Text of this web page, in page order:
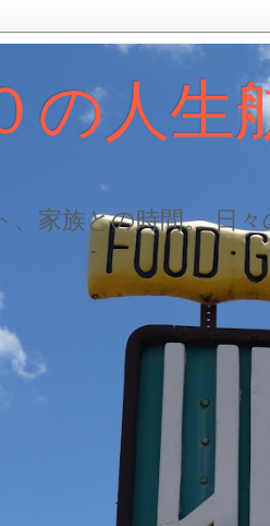
の人生
家族との時間。 日